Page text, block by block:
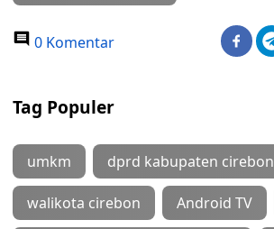
0 Komentar
Tag Populer
umkm dprd kabupaten cirebon
walikota cirebon Android TV